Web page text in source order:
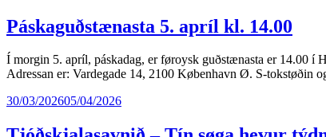
Páskaguðstænasta 5. apríl kl. 14.00
Í morgin 5. apríl, páskadag, er føroysk guðstænasta er 14.00
Adressan er: Vardegade 14, 2100 København Ø. S-
30/03/202605/04/2026